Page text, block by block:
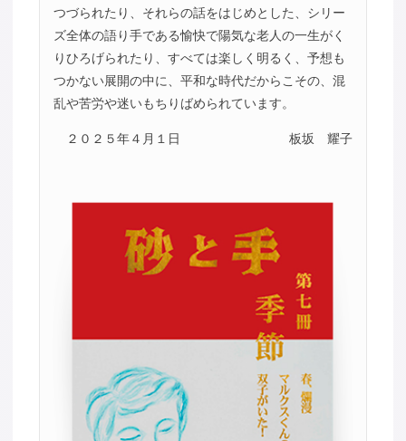
つづられたり、それらの話をはじめとした、シリー
ズ全体の語り手である愉快で陽気な老人の一生がく
りひろげられたり、すべては楽しく明るく、予想も
つかない展開の中に、平和な時代だからこその、混
乱や苦労や迷いもちりばめられています。
２０２５年４月１日 板坂 耀子